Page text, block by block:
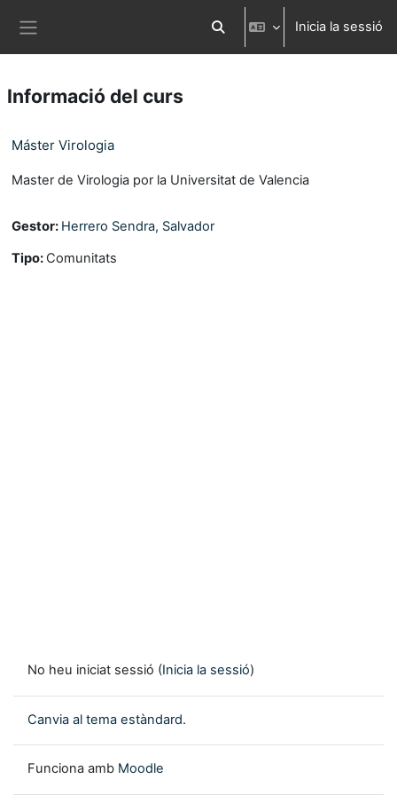
Commuta l'entrada de la cerca
Inicia la sessió
Informació del curs
Máster Virologia
Master de Virologia por la Universitat de Valencia
Gestor: Herrero Sendra, Salvador
Tipo: Comunitats
No heu iniciat sessió (Inicia la sessió)
Canvia al tema estàndard.
Funciona amb Moodle